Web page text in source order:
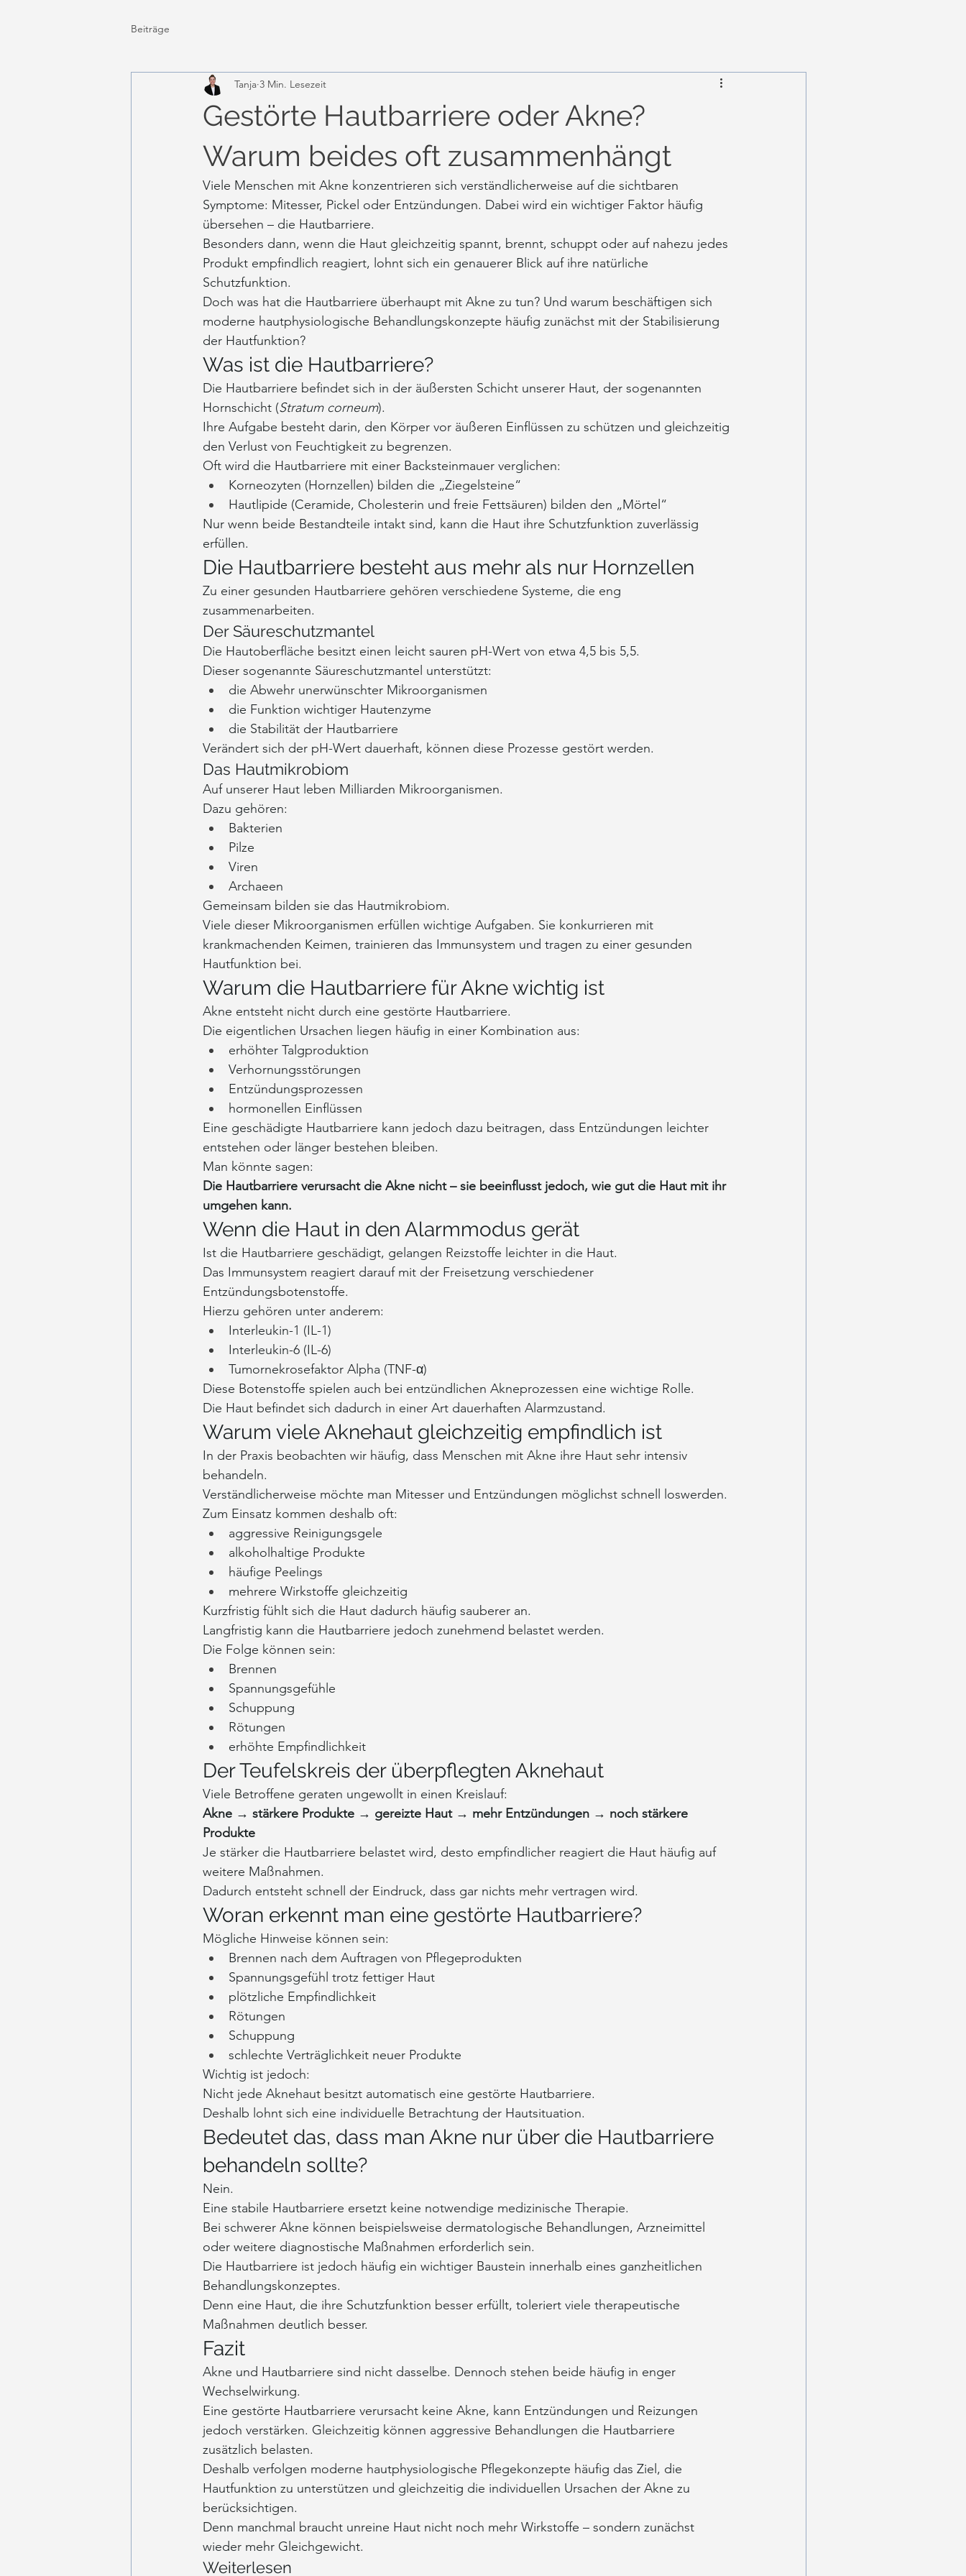
Beiträge
Gestörte Hautbarriere oder Akne?
Warum beides oft zusammenhängt
Tanja 3 Min. Lesezeit
Viele Menschen mit Akne konzentrieren sich verständlicherweise auf die sichtbaren
Symptome: Mitesser, Pickel oder Entzündungen. Dabei wird ein wichtiger Faktor häufig
übersehen – die Hautbarriere.
Besonders dann, wenn die Haut gleichzeitig spannt, brennt, schuppt oder auf nahezu jedes
Produkt empfindlich reagiert, lohnt sich ein genauerer Blick auf ihre natürliche
Schutzfunktion.
Doch was hat die Hautbarriere überhaupt mit Akne zu tun? Und warum beschäftigen sich
moderne hautphysiologische Behandlungskonzepte häufig zunächst mit der Stabilisierung
der Hautfunktion?
Was ist die Hautbarriere?
Die Hautbarriere befindet sich in der äußersten Schicht unserer Haut, der sogenannten
Hornschicht (Stratum corneum).
Ihre Aufgabe besteht darin, den Körper vor äußeren Einflüssen zu schützen und gleichzeitig
den Verlust von Feuchtigkeit zu begrenzen.
Oft wird die Hautbarriere mit einer Backsteinmauer verglichen:
Korneozyten (Hornzellen) bilden die „Ziegelsteine“
Hautlipide (Ceramide, Cholesterin und freie Fettsäuren) bilden den „Mörtel“
Nur wenn beide Bestandteile intakt sind, kann die Haut ihre Schutzfunktion zuverlässig
erfüllen.
Die Hautbarriere besteht aus mehr als nur Hornzellen
Zu einer gesunden Hautbarriere gehören verschiedene Systeme, die eng
zusammenarbeiten.
Der Säureschutzmantel
Die Hautoberfläche besitzt einen leicht sauren pH-Wert von etwa 4,5 bis 5,5.
Dieser sogenannte Säureschutzmantel unterstützt:
die Abwehr unerwünschter Mikroorganismen
die Funktion wichtiger Hautenzyme
die Stabilität der Hautbarriere
Verändert sich der pH-Wert dauerhaft, können diese Prozesse gestört werden.
Das Hautmikrobiom
Auf unserer Haut leben Milliarden Mikroorganismen.
Dazu gehören:
Bakterien
Pilze
Viren
Archaeen
Gemeinsam bilden sie das Hautmikrobiom.
Viele dieser Mikroorganismen erfüllen wichtige Aufgaben. Sie konkurrieren mit
krankmachenden Keimen, trainieren das Immunsystem und tragen zu einer gesunden
Hautfunktion bei.
Warum die Hautbarriere für Akne wichtig ist
Akne entsteht nicht durch eine gestörte Hautbarriere.
Die eigentlichen Ursachen liegen häufig in einer Kombination aus:
erhöhter Talgproduktion
Verhornungsstörungen
Entzündungsprozessen
hormonellen Einflüssen
Eine geschädigte Hautbarriere kann jedoch dazu beitragen, dass Entzündungen leichter
entstehen oder länger bestehen bleiben.
Man könnte sagen:
Die Hautbarriere verursacht die Akne nicht – sie beeinflusst jedoch, wie gut die Haut mit ihr
umgehen kann.
Wenn die Haut in den Alarmmodus gerät
Ist die Hautbarriere geschädigt, gelangen Reizstoffe leichter in die Haut.
Das Immunsystem reagiert darauf mit der Freisetzung verschiedener
Entzündungsbotenstoffe.
Hierzu gehören unter anderem:
Interleukin-1 (IL-1)
Interleukin-6 (IL-6)
Tumornekrosefaktor Alpha (TNF-α)
Diese Botenstoffe spielen auch bei entzündlichen Akneprozessen eine wichtige Rolle.
Die Haut befindet sich dadurch in einer Art dauerhaften Alarmzustand.
Warum viele Aknehaut gleichzeitig empfindlich ist
In der Praxis beobachten wir häufig, dass Menschen mit Akne ihre Haut sehr intensiv
behandeln.
Verständlicherweise möchte man Mitesser und Entzündungen möglichst schnell loswerden.
Zum Einsatz kommen deshalb oft:
aggressive Reinigungsgele
alkoholhaltige Produkte
häufige Peelings
mehrere Wirkstoffe gleichzeitig
Kurzfristig fühlt sich die Haut dadurch häufig sauberer an.
Langfristig kann die Hautbarriere jedoch zunehmend belastet werden.
Die Folge können sein:
Brennen
Spannungsgefühle
Schuppung
Rötungen
erhöhte Empfindlichkeit
Der Teufelskreis der überpflegten Aknehaut
Viele Betroffene geraten ungewollt in einen Kreislauf:
Akne → stärkere Produkte → gereizte Haut → mehr Entzündungen → noch stärkere
Produkte
Je stärker die Hautbarriere belastet wird, desto empfindlicher reagiert die Haut häufig auf
weitere Maßnahmen.
Dadurch entsteht schnell der Eindruck, dass gar nichts mehr vertragen wird.
Woran erkennt man eine gestörte Hautbarriere?
Mögliche Hinweise können sein:
Brennen nach dem Auftragen von Pflegeprodukten
Spannungsgefühl trotz fettiger Haut
plötzliche Empfindlichkeit
Rötungen
Schuppung
schlechte Verträglichkeit neuer Produkte
Wichtig ist jedoch:
Nicht jede Aknehaut besitzt automatisch eine gestörte Hautbarriere.
Deshalb lohnt sich eine individuelle Betrachtung der Hautsituation.
Bedeutet das, dass man Akne nur über die Hautbarriere
behandeln sollte?
Nein.
Eine stabile Hautbarriere ersetzt keine notwendige medizinische Therapie.
Bei schwerer Akne können beispielsweise dermatologische Behandlungen, Arzneimittel
oder weitere diagnostische Maßnahmen erforderlich sein.
Die Hautbarriere ist jedoch häufig ein wichtiger Baustein innerhalb eines ganzheitlichen
Behandlungskonzeptes.
Denn eine Haut, die ihre Schutzfunktion besser erfüllt, toleriert viele therapeutische
Maßnahmen deutlich besser.
Fazit
Akne und Hautbarriere sind nicht dasselbe. Dennoch stehen beide häufig in enger
Wechselwirkung.
Eine gestörte Hautbarriere verursacht keine Akne, kann Entzündungen und Reizungen
jedoch verstärken. Gleichzeitig können aggressive Behandlungen die Hautbarriere
zusätzlich belasten.
Deshalb verfolgen moderne hautphysiologische Pflegekonzepte häufig das Ziel, die
Hautfunktion zu unterstützen und gleichzeitig die individuellen Ursachen der Akne zu
berücksichtigen.
Denn manchmal braucht unreine Haut nicht noch mehr Wirkstoffe – sondern zunächst
wieder mehr Gleichgewicht.
Weiterlesen